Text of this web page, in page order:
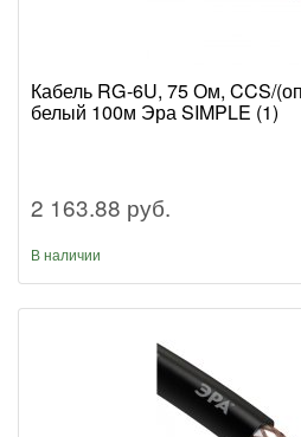
Кабель RG-6U, 75 Ом, CCS/
белый 100м Эра SIMPLE (1)
2 163.88 руб.
В наличии